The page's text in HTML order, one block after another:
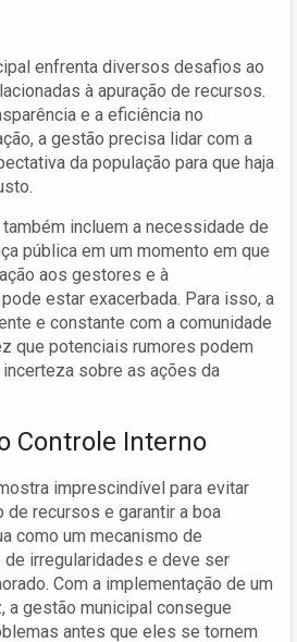
enfrenta diversos desafios ao
à apuração de recursos.
e a eficiência no
a gestão precisa lidar com a
da população para que haja
incluem a necessidade de
pública em um momento em que
aos gestores e à
estar exacerbada. Para isso, a
e constante com a comunidade
que potenciais rumores podem
sobre as ações da
Controle Interno
imprescindível para evitar
recursos e garantir a boa
como um mecanismo de
irregularidades e deve ser
Com a implementação de um
a gestão municipal consegue
antes que eles se tornem